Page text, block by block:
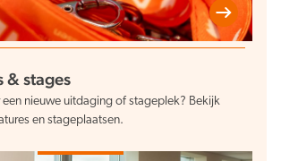
& stages
nieuwe uitdaging of stageplek? Bekijk
en stageplaatsen.